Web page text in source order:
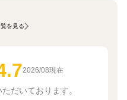
を見る
2026/08現在
だいております。